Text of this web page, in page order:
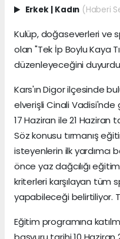
Erkek Kadın (Haberi
Kulüp, doğaseverleri ve
olan "Tek İp Boylu Kaya
düzenleyeceğini
Kars'ın Digor ilçesinde
elverişli Cinali
17 Haziran ile 21 Haziran
Söz konusu tırmanış
isteyenlerin ilk yardımcı
önce yaz dağcılığı
kriterleri karşılayan tüm
yapabileceği belirtiliyor.
Eğitim programına